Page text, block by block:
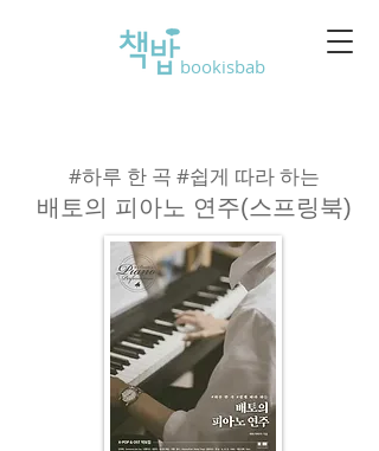
bookisbab
#하루 한 곡 #쉽게 따라 하는
배토의 피아노 연주(스프링북)